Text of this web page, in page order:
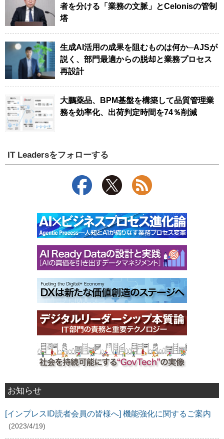
者を分ける「業務の文脈」とCelonisの管制
塔
生成AI活用の成果を阻むものは何か─AJSが
説く、部門最適からの脱却と業務プロセス
再設計
大鵬薬品、BPM基盤を構築して品質管理業
務を効率化、出荷判定時間を74％削減
IT Leadersをフォローする
お知らせ
[インプレスID読者会員の皆様へ] 機能強化に関するご案内
(2023/4/19)